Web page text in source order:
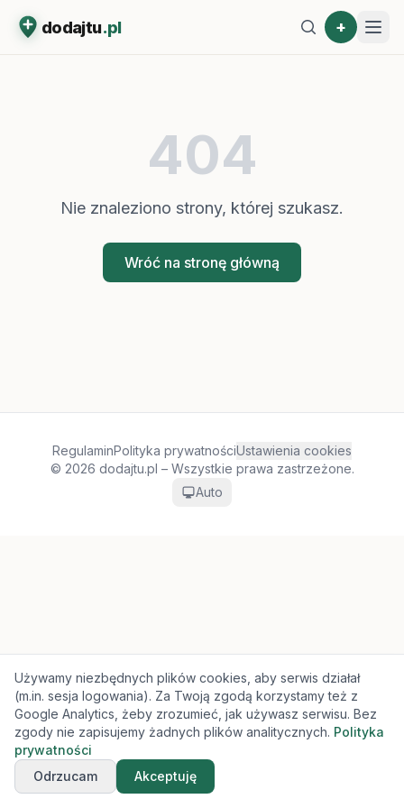
dodajtu.pl +
404
Nie znaleziono strony, której szukasz.
Wróć na stronę główną
RegulaminPolityka prywatnościUstawienia cookies
© 2026 dodajtu.pl – Wszystkie prawa zastrzeżone.
Auto
Używamy niezbędnych plików cookies, aby serwis działał
(m.in. sesja logowania). Za Twoją zgodą korzystamy też z
Google Analytics, żeby zrozumieć, jak używasz serwisu. Bez
zgody nie zapisujemy żadnych plików analitycznych. Polityka
prywatności
Odrzucam
Akceptuję